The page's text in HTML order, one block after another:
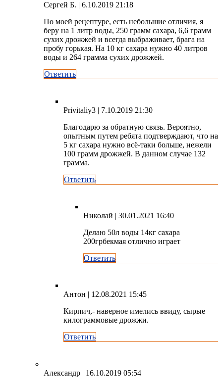
Сергей Б. | 6.10.2019 21:18
По моей рецептуре, есть небольшие отличия, я
беру на 1 литр воды, 250 грамм сахара, 6,6 грамм
сухих дрожжей и всегда выбраживает, брага на
пробу горькая. На 10 кг сахара нужно 40 литров
воды и 264 грамма сухих дрожжей.
Ответить
Privitaliy3 | 7.10.2019 21:30
Благодарю за обратную связь. Вероятно,
опытным путем ребята подтверждают, что на
5 кг сахара нужно всё-таки больше, нежели
100 грамм дрожжей. В данном случае 132
грамма.
Ответить
Николай | 30.01.2021 16:40
Делаю 50л воды 14кг сахара
200грбекмая отлично играет
Ответить
Антон | 12.08.2021 15:45
Кирпич,- наверное имелись ввиду, сырые
килограммовые дрожжи.
Ответить
Александр | 16.10.2019 05:54